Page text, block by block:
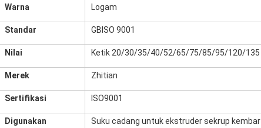
Warna Logam
Standar GBISO 9001
Nilai Ketik 20/30/35/40/52/65/75/85/95/120/135
Merek Zhitian
Sertifikasi ISO9001
Digunakan Suku cadang untuk ekstruder sekrup kembar